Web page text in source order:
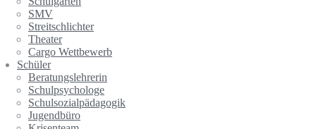
SMV
Streitschlichter
Theater
Cargo Wettbewerb
Schüler
Beratungslehrerin
Schulpsychologe
Schulsozialpädagogik
Jugendbüro